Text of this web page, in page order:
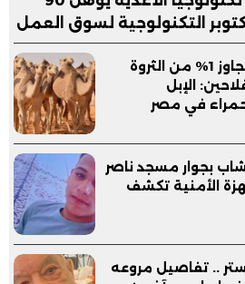
خاص| رغم أنها لا تتجاوز 1% من الثروة
الإبل
في مصر
بجوار مسجد ناصر
الأمنية تكشف
.. تفاصيل مروعه